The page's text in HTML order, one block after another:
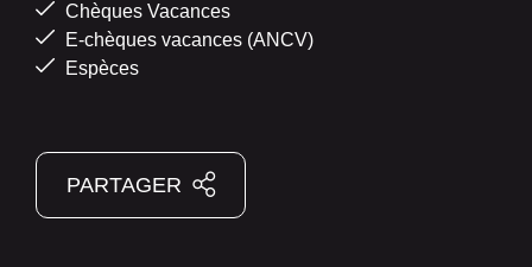
Chèques Vacances
E-chèques vacances (ANCV)
Espèces
PARTAGER